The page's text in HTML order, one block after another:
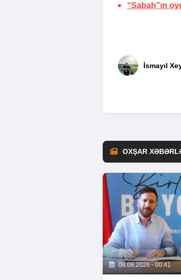
“Sabah”ın
İsmayıl
OXŞAR
08.08.2026 - 00:41